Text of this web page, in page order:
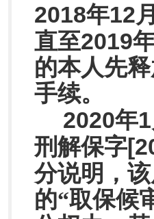
2018年12月
直至2019
的本人先
手续。
2020年1
刑解保字
分说明，
的“取保候